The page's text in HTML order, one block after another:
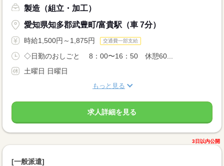
製造（組立・加工）
愛知県知多郡武豊町/富貴駅（車 7分）
時給1,500円～1,875円 交通費一部支給
◇日勤のおしごと 8：00〜16：50 休憩60...
土曜日 日曜日
もっと見る
求人詳細を見る
3日以内公開
[一般派遣]